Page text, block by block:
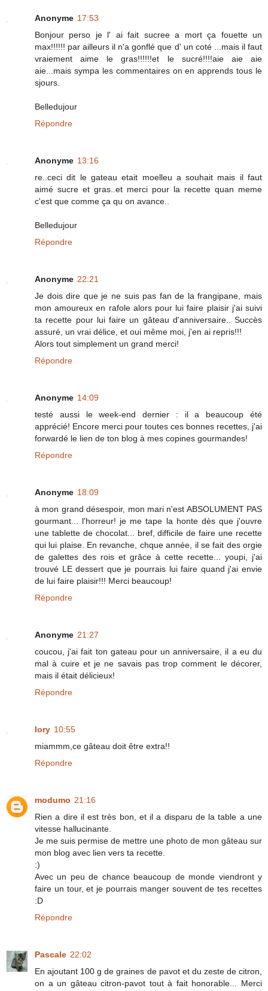
Anonyme 17:53
Bonjour perso je l' ai fait sucree a mort ça fouette un
max!!!!!! par ailleurs il n'a gonflé que d' un coté ...mais il faut
vraiement aime le gras!!!!!!et le sucré!!!!aie aie aie
aie...mais sympa les commentaires on en apprends tous le
sjours.
Belledujour
Répondre
Anonyme 13:16
re..ceci dit le gateau etait moelleu a souhait mais il faut
aimé sucre et gras..et merci pour la recette quan meme
c'est que comme ça qu on avance..
Belledujour
Répondre
Anonyme 22:21
Je dois dire que je ne suis pas fan de la frangipane, mais
mon amoureux en rafole alors pour lui faire plaisir j'ai suivi
ta recette pour lui faire un gâteau d'anniversaire.. Succès
assuré, un vrai délice, et oui même moi, j'en ai repris!!!
Alors tout simplement un grand merci!
Répondre
Anonyme 14:09
testé aussi le week-end dernier : il a beaucoup été
apprécié! Encore merci pour toutes ces bonnes recettes, j'ai
forwardé le lien de ton blog à mes copines gourmandes!
Répondre
Anonyme 18:09
à mon grand désespoir, mon mari n'est ABSOLUMENT PAS
gourmant... l'horreur! je me tape la honte dès que j'ouvre
une tablette de chocolat... bref, difficile de faire une recette
qui lui plaise. En revanche, chque année, il se fait des orgie
de galettes des rois et grâce à cette recette... youpi, j'ai
trouvé LE dessert que je pourrais lui faire quand j'ai envie
de lui faire plaisir!!! Merci beaucoup!
Répondre
Anonyme 21:27
coucou, j'ai fait ton gateau pour un anniversaire, il a eu du
mal à cuire et je ne savais pas trop comment le décorer,
mais il était délicieux!
Répondre
lory 10:55
miammm,ce gâteau doit être extra!!
Répondre
modumo 21:16
Rien a dire il est très bon, et il a disparu de la table a une
vitesse hallucinante.
Je me suis permise de mettre une photo de mon gâteau sur
mon blog avec lien vers ta recette.
:)
Avec un peu de chance beaucoup de monde viendront y
faire un tour, et je pourrais manger souvent de tes recettes
:D
Répondre
Pascale 22:02
En ajoutant 100 g de graines de pavot et du zeste de citron,
on a un gâteau citron-pavot tout à fait honorable... Merci